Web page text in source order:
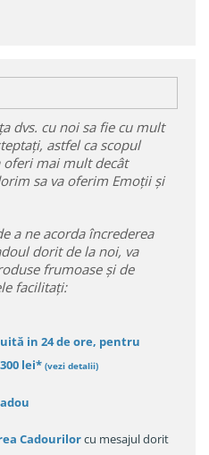
dvs. cu noi sa fie cu mult
astfel ca scopul
oferi mai mult decât
sa va oferim Emoții și
a ne acorda încrederea
dorit de la noi, va
frumoase și de
facilitați:
in 24 de ore, pentru
lei* (vezi detalii)
Cadourilorcu mesajul dorit